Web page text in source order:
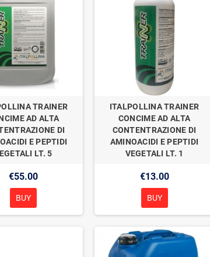
TRAINER
AD ALTA
DI
E PEPTIDI
LT. 5
€55.00
BUY
ITALPOLLINA TRAINER
CONCIME AD ALTA
CONTENTRAZIONE DI
AMINOACIDI E PEPTIDI
VEGETALI LT. 1
€13.00
BUY